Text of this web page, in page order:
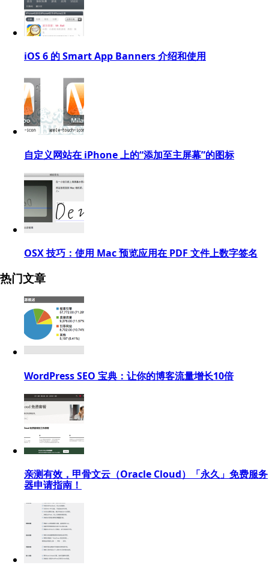
iOS 6 的 Smart App Banners 介绍和使用
自定义网站在 iPhone 上的“添加至主屏幕”的图标
OSX 技巧：使用 Mac 预览应用在 PDF 文件上数字签名
热门文章
WordPress SEO 宝典：让你的博客流量增长10倍
亲测有效，甲骨文云（Oracle Cloud）「永久」免费服务
器申请指南！